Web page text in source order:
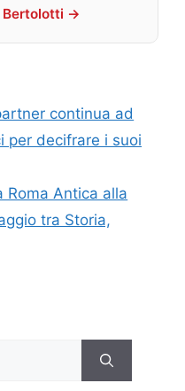
Bertolotti →
continua ad
per decifrare i suoi
Roma Antica alla
tra Storia,